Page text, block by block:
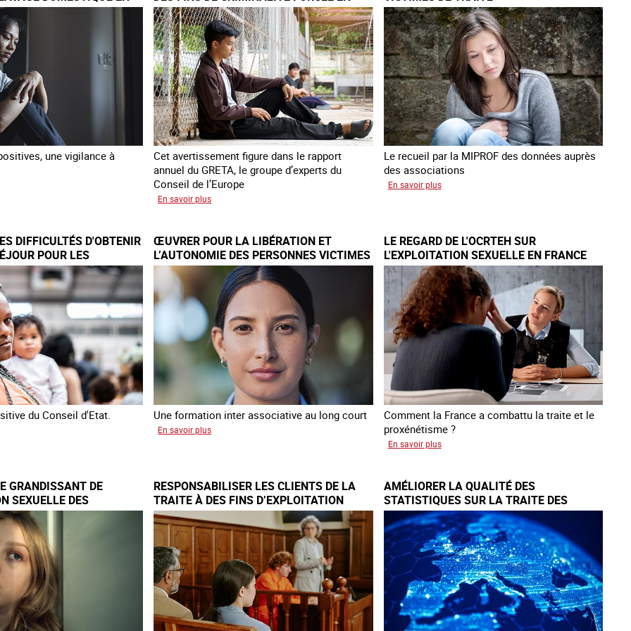
rapport
sur
la
France
de
traite
et
citoyenne
une vigilance à
EUROPE
Cet avertissement figure dans le rapport
annuel du GRETA, le groupe d’experts du
Conseil de l’Europe
En savoir plus
cas
de
traite
des
fins
de
criminalité
forcée
en
Europe
Le recueil par la MIPROF des données auprès
des associations
En savoir plussur
2026
sur
les
victimes
de
traite
DIFFICULTÉS D'OBTENIR
POUR LES
du Conseil d'Etat.
ŒUVRER POUR LA LIBÉRATION ET
L’AUTONOMIE DES PERSONNES VICTIMES
DE TRAITE
Une formation inter associative au long court
En savoir plus
libération
et
l’autonomie
des
victimes
de
traite
LE REGARD DE L'OCRTEH SUR
L'EXPLOITATION SEXUELLE EN FRANCE
EN 2025
Comment la France a combattu la traite et le
proxénétisme ?
En savoir plussur
de
l'OCRTEH
sur
l'exploitation
sexuelle
en
France
en
2025
GRANDISSANT DE
SEXUELLE DES
L’EUROPE
RESPONSABILISER LES CLIENTS DE LA
TRAITE À DES FINS D’EXPLOITATION
SEXUELLE
AMÉLIORER LA QUALITÉ DES
STATISTIQUES SUR LA TRAITE DES
ÊTRES HUMAINS À L’ÉCHELLE
EUROPÉENNE